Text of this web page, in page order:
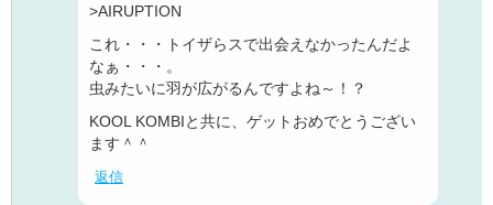
>AIRUPTION
これ・・・トイザらスで出会えなかったんだよ
なぁ・・・。
虫みたいに羽が広がるんですよね～！？
KOOL KOMBIと共に、ゲットおめでとうござい
ます＾＾
返信